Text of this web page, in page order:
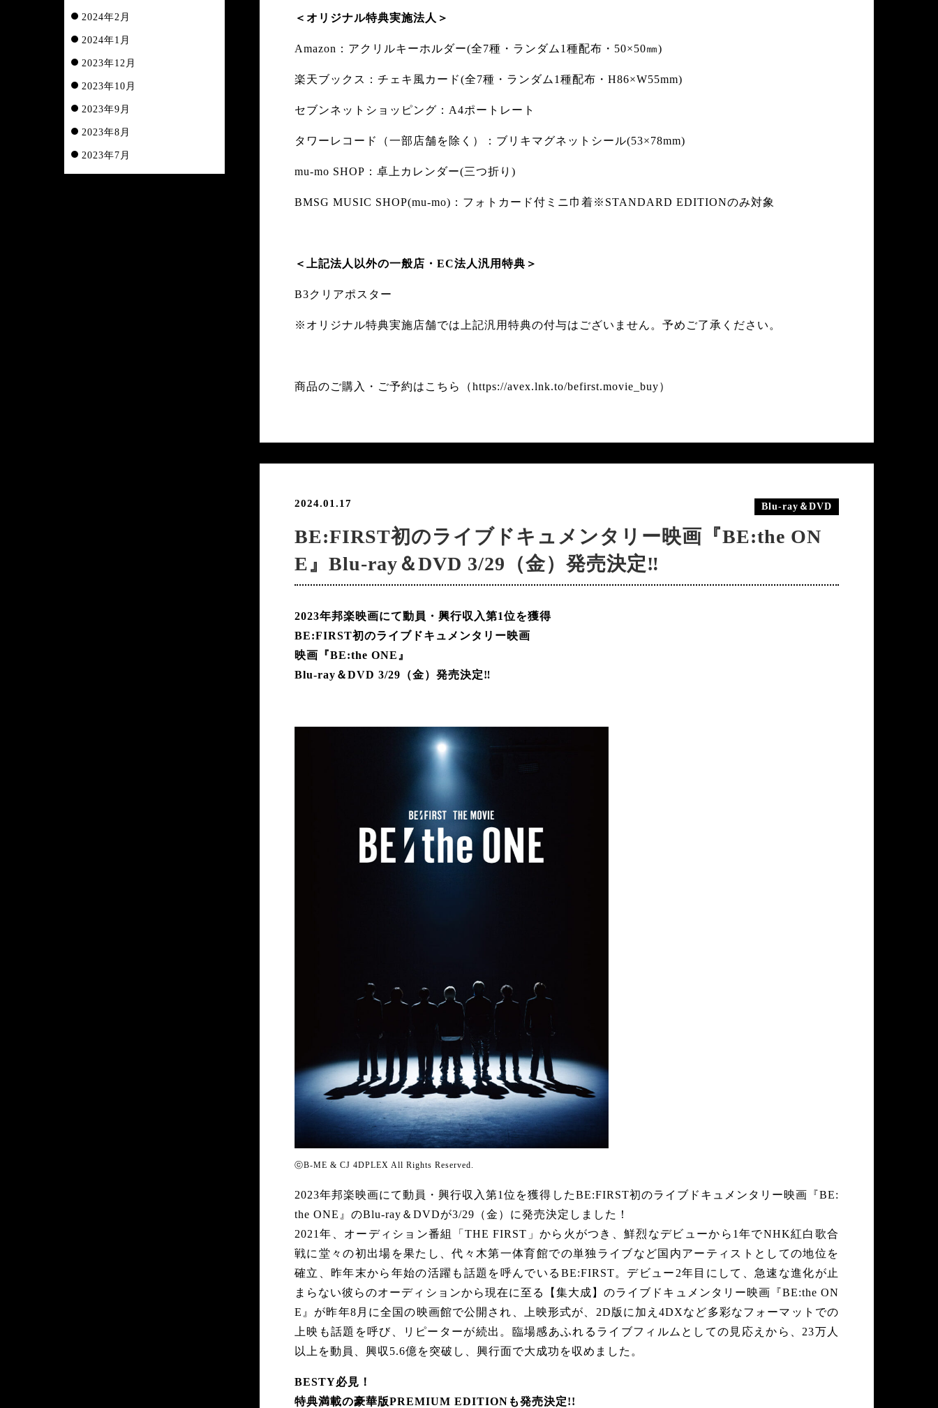
2024年2月
2024年1月
2023年12月
2023年10月
2023年9月
2023年8月
2023年7月
＜オリジナル特典実施法人＞
Amazon：アクリルキーホルダー(全7種・ランダム1種配布・50×50㎜)
楽天ブックス：チェキ風カード(全7種・ランダム1種配布・H86×W55mm)
セブンネットショッピング：A4ポートレート
タワーレコード（一部店舗を除く）：ブリキマグネットシール(53×78mm)
mu-mo SHOP：卓上カレンダー(三つ折り)
BMSG MUSIC SHOP(mu-mo)：フォトカード付ミニ巾着※STANDARD EDITIONのみ対象
＜上記法人以外の一般店・EC法人汎用特典＞
B3クリアポスター
※オリジナル特典実施店舗では上記汎用特典の付与はございません。予めご了承ください。
商品のご購入・ご予約はこちら（https://avex.lnk.to/befirst.movie_buy）
2024.01.17 Blu-ray＆DVD
BE:FIRST初のライブドキュメンタリー映画『BE:the ON
E』Blu-ray＆DVD 3/29（金）発売決定‼︎
2023年邦楽映画にて動員・興行収入第1位を獲得
BE:FIRST初のライブドキュメンタリー映画
映画『BE:the ONE』
Blu-ray＆DVD 3/29（金）発売決定‼︎
ⓒB-ME & CJ 4DPLEX All Rights Reserved.
2023年邦楽映画にて動員・興行収入第1位を獲得したBE:FIRST初のライブドキュメンタリー映画『BE:
the ONE』のBlu-ray＆DVDが3/29（金）に発売決定しました！
2021年、オーディション番組「THE FIRST」から火がつき、鮮烈なデビューから1年でNHK紅白歌合
戦に堂々の初出場を果たし、代々木第一体育館での単独ライブなど国内アーティストとしての地位を
確立、昨年末から年始の活躍も話題を呼んでいるBE:FIRST。デビュー2年目にして、急速な進化が止
まらない彼らのオーディションから現在に至る【集大成】のライブドキュメンタリー映画『BE:the ON
E』が昨年8月に全国の映画館で公開され、上映形式が、2D版に加え4DXなど多彩なフォーマットでの
上映も話題を呼び、リピーターが続出。臨場感あふれるライブフィルムとしての見応えから、23万人
以上を動員、興収5.6億を突破し、興行面で大成功を収めました。
BESTY必見！
特典満載の豪華版PREMIUM EDITIONも発売決定!!